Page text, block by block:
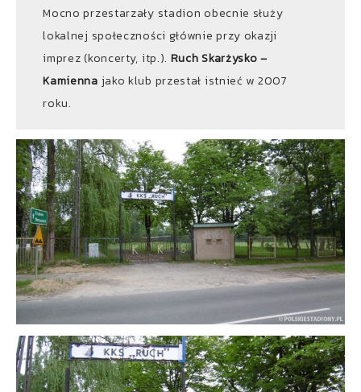
Mocno przestarzały stadion obecnie służy
lokalnej społeczności głównie przy okazji
imprez (koncerty, itp.). Ruch Skarżysko –
Kamienna jako klub przestał istnieć w 2007
roku.